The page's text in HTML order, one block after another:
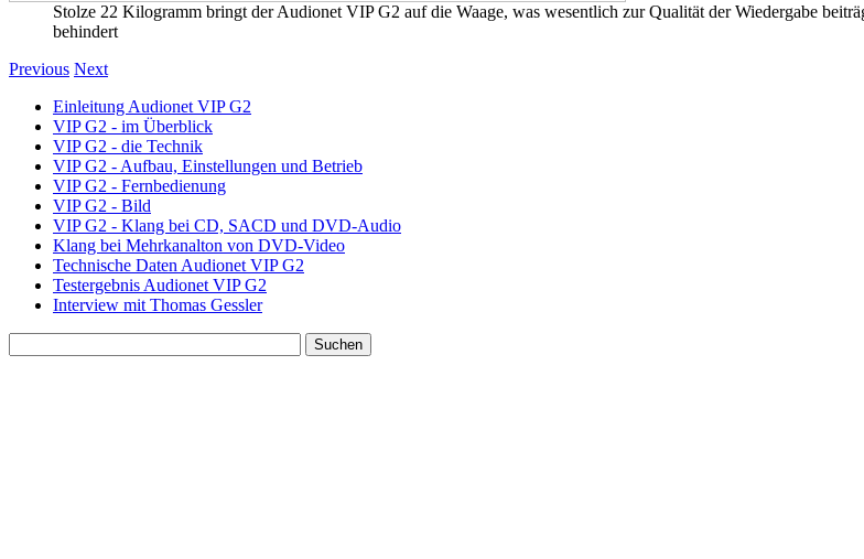
Stolze 22 Kilogramm bringt der Audionet VIP G2 auf die Waage, was wesentlich zur Qualität der Wiedergabe
behindert
Previous Next
Einleitung Audionet VIP G2
VIP G2 - im Überblick
VIP G2 - die Technik
VIP G2 - Aufbau, Einstellungen und Betrieb
VIP G2 - Fernbedienung
VIP G2 - Bild
VIP G2 - Klang bei CD, SACD und DVD-Audio
Klang bei Mehrkanalton von DVD-Video
Technische Daten Audionet VIP G2
Testergebnis Audionet VIP G2
Interview mit Thomas Gessler